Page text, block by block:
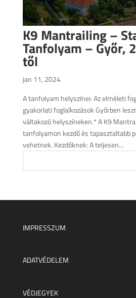
K9 Mantrailing –
Tanfolyam – Győr,
től
jan 11, 2024
A tanfolyam helyszínei: Az elméleti
gyakorlati foglalkozások Győrben
váltakozó helyszíneken.* A K9
tanfolyamon kezdő és tapasztaltabb
vehetnek. Kezdőknek: A teljesen...
IMPRESSZUM
ADATVÉDELEM
VÉDJEGYEK